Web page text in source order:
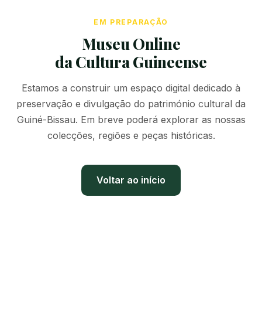
EM PREPARAÇÃO
Museu Online
da Cultura Guineense
Estamos a construir um espaço digital dedicado à
preservação e divulgação do património cultural da
Guiné-Bissau. Em breve poderá explorar as nossas
colecções, regiões e peças históricas.
Voltar ao início